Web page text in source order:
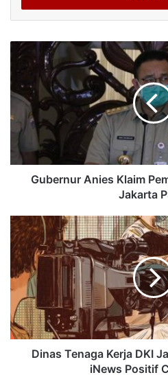
Gubernur Anies Klaim
Jakarta
Dinas Tenaga Kerja DKI
iNews Positif